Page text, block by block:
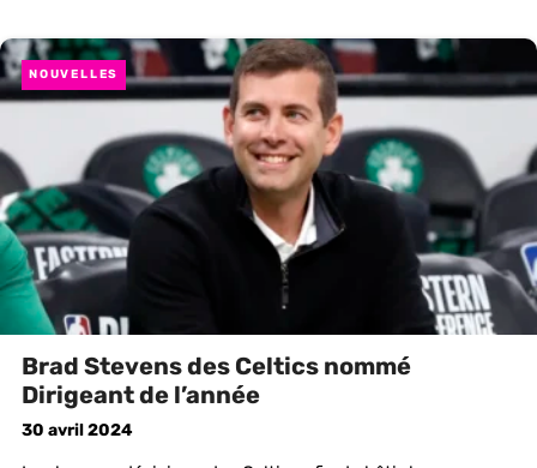
NOUVELLES
Brad Stevens des Celtics nommé
Dirigeant de l’année
30 avril 2024